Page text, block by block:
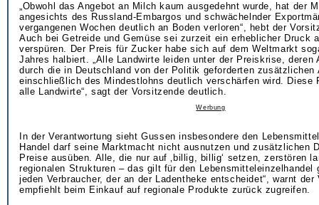
„Obwohl das Angebot an Milch kaum ausgedehnt wurde, hat der
angesichts des Russland-Embargos und schwächelnder
vergangenen Wochen deutlich an Boden verloren“, hebt der
Auch bei Getreide und Gemüse sei zurzeit ein erheblicher Druck
verspüren. Der Preis für Zucker habe sich auf dem Weltmarkt
Jahres halbiert. „Alle Landwirte leiden unter der Preiskrise, deren
durch die in Deutschland von der Politik geforderten zusätzlichen
einschließlich des Mindestlohns deutlich verschärfen wird. Diese
alle Landwirte“, sagt der Vorsitzende deutlich.
Werbung
In der Verantwortung sieht Gussen insbesondere den
Handel darf seine Marktmacht nicht ausnutzen und zusätzlichen
Preise ausüben. Alle, die nur auf ‚billig, billig‘ setzen, zerstören
regionalen Strukturen – das gilt für den Lebensmitteleinzelhandel
jeden Verbraucher, der an der Ladentheke entscheidet“, warnt der
empfiehlt beim Einkauf auf regionale Produkte zurück zugreifen.